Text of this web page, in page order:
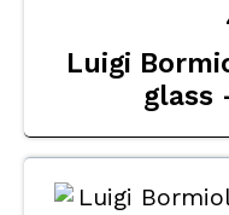
Luigi
glass